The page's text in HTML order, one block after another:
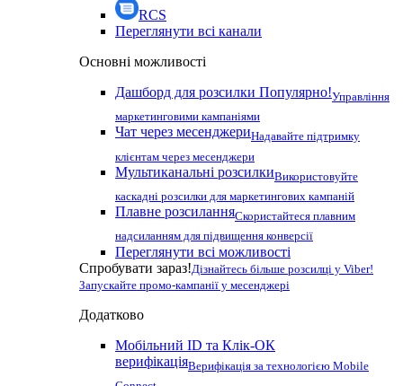
RCS
Переглянути всі канали
Основні можливості
Дашборд для розсилки Популярно!Управління
маркетинговими кампаніями
Чат через месенджериНадавайте підтримку
клієнтам через месенджери
Мультиканальні розсилкиВикористовуйте
каскадні розсилки для маркетингових кампаній
Плавне розсиланняСкористайтеся плавним
надсиланням для підвищення конверсії
Переглянути всі можливості
Спробувати зараз!Дізнайтесь більше розсилці у Viber!
Запускайте промо-кампанії у месенджері
Додатково
Мобільний ID та Клік-ОК
верифікаціяВерифікація за технологією Mobile